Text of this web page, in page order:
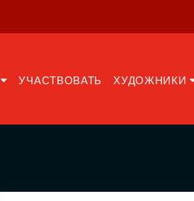
УЧАСТВОВАТЬ ХУДОЖНИКИ